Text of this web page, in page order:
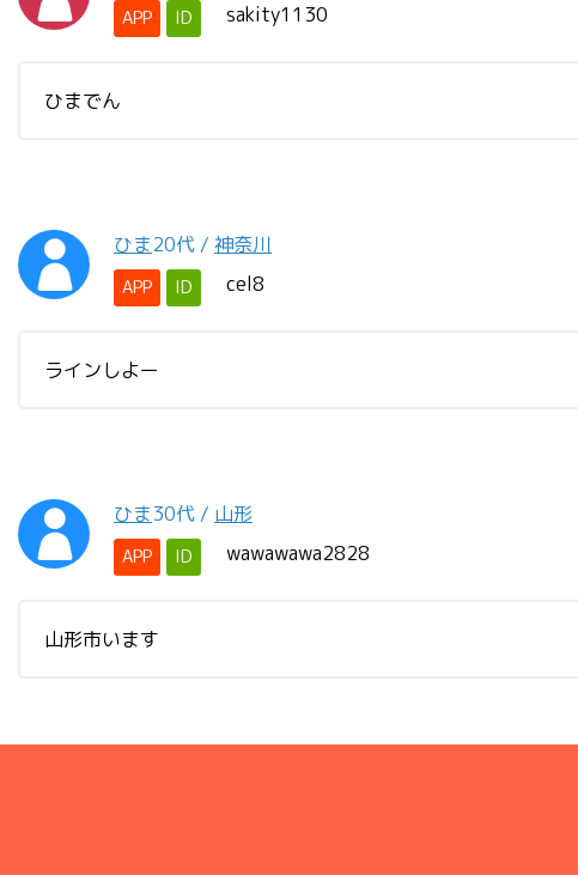
APP ID sakity1130
ひまでん
ひま20代 / 神奈川
APP ID cel8
ラインしよー
ひま30代 / 山形
APP ID wawawawa2828
山形市います